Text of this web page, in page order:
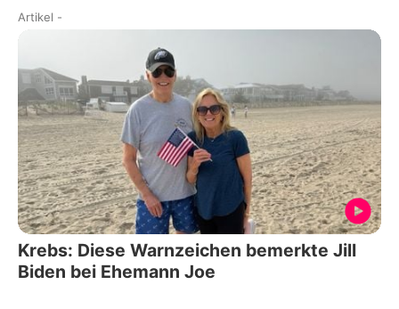
Artikel -
Krebs: Diese Warnzeichen bemerkte Jill
Biden bei Ehemann Joe